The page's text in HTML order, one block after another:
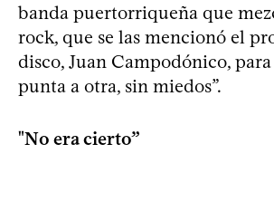
banda puertorriqueña que
rock, que se las mencionó el
disco, Juan Campodónico,
punta a otra, sin miedos”.
"No era cierto”